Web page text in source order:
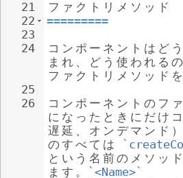
21
22
23
24
25
26
フ ァ ク ト リ メ ソ ッ ド
=========
コ ン ポ ー ネ ン ト は ど う
ま れ 、 ど う 使 わ れ る の
フ ァ ク ト リ メ ソ ッ ド を
コ ン ポ ー ネ ン ト の フ ァ
に な っ た と き に だ け コ
遅 延 、 オ ン デ マ ン ド ）
のす べ て は
と い う 名 前の メ ソ ッ ド
ま す 。
`<Name>`